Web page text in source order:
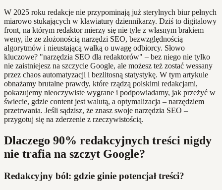
W 2025 roku redakcje nie przypominają już sterylnych biur pełnych
miarowo stukających w klawiatury dziennikarzy. Dziś to digitalowy
front, na którym redaktor mierzy się nie tyle z własnym brakiem
weny, ile ze złożonością narzędzi SEO, bezwzględnością
algorytmów i nieustającą walką o uwagę odbiorcy. Słowo
kluczowe? "narzędzia SEO dla redaktorów" – bez niego nie tylko
nie zaistniejesz na szczycie Google, ale możesz też zostać wessany
przez chaos automatyzacji i bezlitosną statystykę. W tym artykule
obnażamy brutalne prawdy, które rządzą polskimi redakcjami,
pokazujemy nieoczywiste wygrane i podpowiadamy, jak przeżyć w
świecie, gdzie content jest walutą, a optymalizacja – narzędziem
przetrwania. Jeśli sądzisz, że znasz swoje narzędzia SEO –
przygotuj się na zderzenie z rzeczywistością.
Dlaczego 90% redakcyjnych treści nigdy
nie trafia na szczyt Google?
Redakcyjny ból: gdzie ginie potencjał treści?